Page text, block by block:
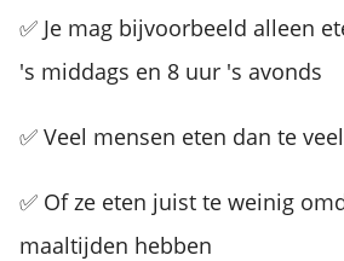
✅ Je mag bijvoorbeeld alleen
's middags en 8 uur 's avonds
✅ Veel mensen eten dan te
✅ Of ze eten juist te weinig
maaltijden hebben